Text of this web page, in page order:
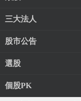
三大法人
股市公告
選股
個股PK